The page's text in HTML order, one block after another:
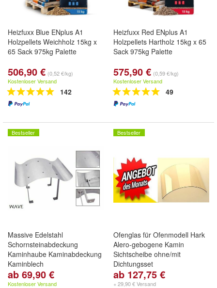
Heizfuxx Blue ENplus A1
Holzpellets Weichholz 15kg x
65 Sack 975kg Palette
506,90 € (0,52 €/kg)
Kostenloser Versand
142
Heizfuxx Red ENplus A1
Holzpellets Hartholz 15kg x 65
Sack 975kg Palette
575,90 € (0,59 €/kg)
Kostenloser Versand
49
Bestseller
Massive Edelstahl
Schornsteinabdeckung
Kaminhaube Kaminabdeckung
Kaminblech
ab 69,90 €
Kostenloser Versand
Bestseller
Ofenglas für Ofenmodell Hark
Alero-gebogene Kamin
Sichtscheibe ohne/mit
Dichtungsset
ab 127,75 €
+ 29,90 € Versand